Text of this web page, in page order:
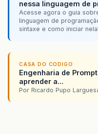
nessa linguagem de
Acesse agora o guia
linguagem de
sintaxe e como iniciar nela!
CASA DO CODIGO
Engenharia de
aprender a...
Por Ricardo Pupo